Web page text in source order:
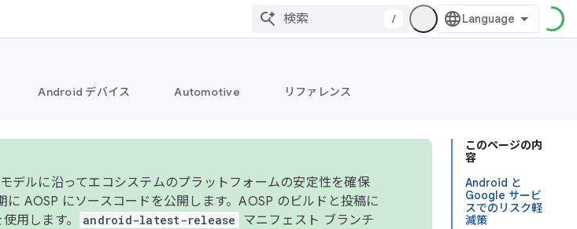
/
Android デバイス Automotive リファレンス
このページの内
容
Android と
Google サービ
スでのリスク軽
減策
デルに沿ってエコシステムのプラットフォームの安定性を確保
AOSP にソースコードを公開します。AOSP のビルドと投稿に
使用します。 android-latest-release
マニフェスト ブランチ